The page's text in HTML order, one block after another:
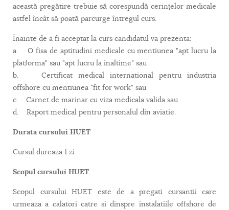
această pregătire trebuie să corespundă cerințelor medicale
astfel încât să poată parcurge întregul curs.
Înainte de a fi acceptat la curs candidatul va prezenta:
a. O fisa de aptitudini medicale cu mentiunea "apt lucru la
platforma" sau "apt lucru la inaltime" sau
b. Certificat medical international pentru industria
offshore cu mentiunea "fit for work" sau
c. Carnet de marinar cu viza medicala valida sau
d. Raport medical pentru personalul din aviatie.
Durata cursului HUET
Cursul dureaza 1 zi.
Scopul cursului HUET
Scopul cursului HUET este de a pregati cursantii care
urmeaza a calatori catre si dinspre instalatiile offshore de